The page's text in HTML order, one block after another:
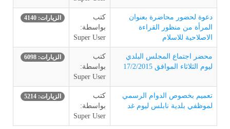
دعوة لحضور محاضرة بعنوان
المرأة من منظور القراءة
الاصلاحية للاسلام
كتب
بواسطة:
Super User
الزيارات: 4140
محضر اجتماع المجلس البلدي
ليوم الثلاثاء الموافق 17/2/2015
كتب
بواسطة:
Super User
الزيارات: 6098
تعميم بخصوص الدوام الرسمي
لموظفي بلدية نابلس ليوم غد
كتب
بواسطة:
Super User
الزيارات: 5214